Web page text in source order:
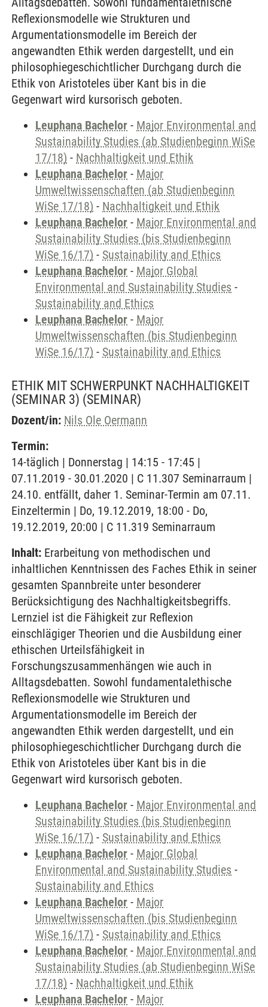
Reflexionsmodelle wie Strukturen und
Argumentationsmodelle im Bereich der
angewandten Ethik werden dargestellt, und ein
philosophiegeschichtlicher Durchgang durch die
Ethik von Aristoteles über Kant bis in die
Gegenwart wird kursorisch geboten.
Leuphana Bachelor - Major Environmental and
Sustainability Studies (ab Studienbeginn WiSe
17/18) - Nachhaltigkeit und Ethik
Leuphana Bachelor - Major
Umweltwissenschaften (ab Studienbeginn
WiSe 17/18) - Nachhaltigkeit und Ethik
Leuphana Bachelor - Major Environmental and
Sustainability Studies (bis Studienbeginn
WiSe 16/17) - Sustainability and Ethics
Leuphana Bachelor - Major Global
Environmental and Sustainability Studies -
Sustainability and Ethics
Leuphana Bachelor - Major
Umweltwissenschaften (bis Studienbeginn
WiSe 16/17) - Sustainability and Ethics
ETHIK MIT SCHWERPUNKT NACHHALTIGKEIT
(SEMINAR 3) (SEMINAR)
Dozent/in: Nils Ole Oermann
Termin:
14-täglich | Donnerstag | 14:15 - 17:45 |
07.11.2019 - 30.01.2020 | C 11.307 Seminarraum |
24.10. entfällt, daher 1. Seminar-Termin am 07.11.
Einzeltermin | Do, 19.12.2019, 18:00 - Do,
19.12.2019, 20:00 | C 11.319 Seminarraum
Inhalt: Erarbeitung von methodischen und
inhaltlichen Kenntnissen des Faches Ethik in seiner
gesamten Spannbreite unter besonderer
Berücksichtigung des Nachhaltigkeitsbegriffs.
Lernziel ist die Fähigkeit zur Reflexion
einschlägiger Theorien und die Ausbildung einer
ethischen Urteilsfähigkeit in
Forschungszusammenhängen wie auch in
Alltagsdebatten. Sowohl fundamentalethische
Reflexionsmodelle wie Strukturen und
Argumentationsmodelle im Bereich der
angewandten Ethik werden dargestellt, und ein
philosophiegeschichtlicher Durchgang durch die
Ethik von Aristoteles über Kant bis in die
Gegenwart wird kursorisch geboten.
Leuphana Bachelor - Major Environmental and
Sustainability Studies (bis Studienbeginn
WiSe 16/17) - Sustainability and Ethics
Leuphana Bachelor - Major Global
Environmental and Sustainability Studies -
Sustainability and Ethics
Leuphana Bachelor - Major
Umweltwissenschaften (bis Studienbeginn
WiSe 16/17) - Sustainability and Ethics
Leuphana Bachelor - Major Environmental and
Sustainability Studies (ab Studienbeginn WiSe
17/18) - Nachhaltigkeit und Ethik
Leuphana Bachelor - Major